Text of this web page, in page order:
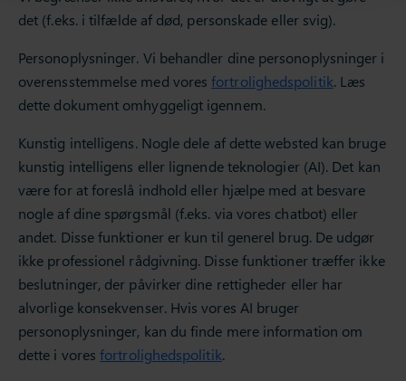
det (f.eks. i tilfælde af død, personskade eller svig).
Personoplysninger. Vi behandler dine personoplysninger i
overensstemmelse med voresfortrolighedspolitik. Læs
dette dokument omhyggeligt igennem.
Kunstig intelligens. Nogle dele af dette websted kan bruge
kunstig intelligens eller lignende teknologier (AI). Det kan
være for at foreslå indhold eller hjælpe med at besvare
nogle af dine spørgsmål (f.eks. via vores chatbot) eller
andet. Disse funktioner er kun til generel brug. De udgør
ikke professionel rådgivning. Disse funktioner træffer ikke
beslutninger, der påvirker dine rettigheder eller har
alvorlige konsekvenser. Hvis vores AI bruger
personoplysninger, kan du finde mere information om
dette i voresfortrolighedspolitik.